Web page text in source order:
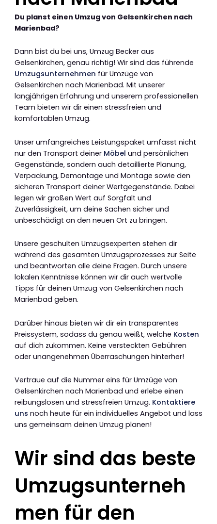
Du planst einen Umzug von Gelsenkirchen nach
Marienbad?
Dann bist du bei uns, Umzug Becker aus
Gelsenkirchen, genau richtig! Wir sind das führende
Umzugsunternehmen für Umzüge von
Gelsenkirchen nach Marienbad. Mit unserer
langjährigen Erfahrung und unserem professionellen
Team bieten wir dir einen stressfreien und
komfortablen Umzug.
Unser umfangreiches Leistungspaket umfasst nicht
nur den Transport deiner Möbel und persönlichen
Gegenstände, sondern auch detaillierte Planung,
Verpackung, Demontage und Montage sowie den
sicheren Transport deiner Wertgegenstände. Dabei
legen wir großen Wert auf Sorgfalt und
Zuverlässigkeit, um deine Sachen sicher und
unbeschädigt an den neuen Ort zu bringen.
Unsere geschulten Umzugsexperten stehen dir
während des gesamten Umzugsprozesses zur Seite
und beantworten alle deine Fragen. Durch unsere
lokalen Kenntnisse können wir dir auch wertvolle
Tipps für deinen Umzug von Gelsenkirchen nach
Marienbad geben.
Darüber hinaus bieten wir dir ein transparentes
Preissystem, sodass du genau weißt, welche Kosten
auf dich zukommen. Keine versteckten Gebühren
oder unangenehmen Überraschungen hinterher!
Vertraue auf die Nummer eins für Umzüge von
Gelsenkirchen nach Marienbad und erlebe einen
reibungslosen und stressfreien Umzug. Kontaktiere
uns noch heute für ein individuelles Angebot und lass
uns gemeinsam deinen Umzug planen!
Wir sind das beste
Umzugsunterneh
men für den